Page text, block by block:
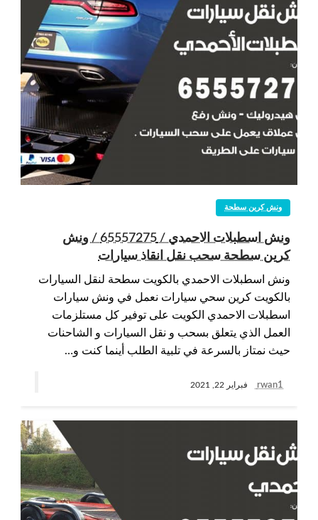
ونش كرين سطحة
ونش اسطبلات الاحمدي / 65557275 / ونش
كرين سطحة سحب نقل انقاذ سيارات
ونش اسطبلات الاحمدي بالكويت سطحة لنقل السيارات
بالكويت كرين سحي سيارات نعمل في ونش سيارات
اسطبلات الاحمدي الكويت على توفير كل مستلزمات
العمل الذي يتعلق بسحب و نقل السيارات و الشاحنات
حيث نمتاز بالسرعة في تلبية الطلب أينما كنت و…
rwan1 فبراير 22, 2021